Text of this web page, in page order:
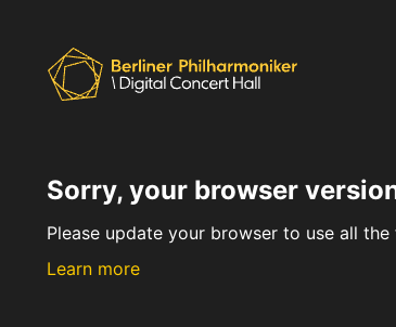
Sorry, your browser
Please update your browser to use all
Learn more